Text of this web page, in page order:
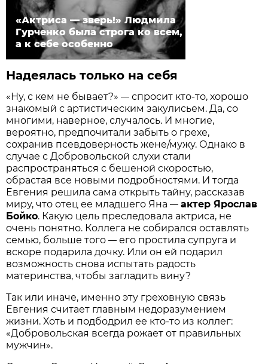
«Актриса — зверь!» Людмила
Гурченко была строга ко всем,
а к себе особенно
Надеялась только на себя
«Ну, с кем не бывает?»— спросит кто-то, хорошо
знакомый с артистическим закулисьем. Да, со
многими, наверное, случалось. И многие,
вероятно, предпочитали забыть о грехе,
сохранив псевдоверность жене/мужу. Однако в
случае с Добровольской слухи стали
распространяться с бешеной скоростью,
обрастая все новыми подробностями. И тогда
Евгения решила сама открыть тайну, рассказав
миру, что отец ее младшего Яна— актер Ярослав
Бойко. Какую цель преследовала актриса, не
очень понятно. Коллега не собирался оставлять
семью, больше того— его простила супруга и
вскоре подарила дочку. Или он ей подарил
возможность снова испытать радость
материнства, чтобы загладить вину?
Так или иначе, именно эту греховную связь
Евгения считает главным недоразумением
жизни. Хоть и подбодрил ее кто-то из коллег:
«Добровольская всегда рожает от правильных
мужчин».